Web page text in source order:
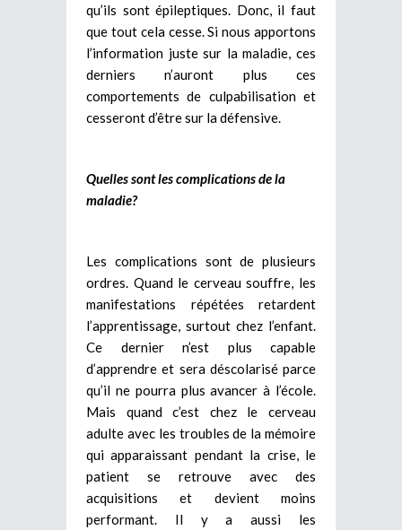
qu’ils sont épileptiques. Donc, il faut
que tout cela cesse. Si nous apportons
l’information juste sur la maladie, ces
derniers n’auront plus ces
comportements de culpabilisation et
cesseront d’être sur la défensive.
Quelles sont les complications de la
maladie?
Les complications sont de plusieurs
ordres. Quand le cerveau souffre, les
manifestations répétées retardent
l’apprentissage, surtout chez l’enfant.
Ce dernier n’est plus capable
d’apprendre et sera déscolarisé parce
qu’il ne pourra plus avancer à l’école.
Mais quand c’est chez le cerveau
adulte avec les troubles de la mémoire
qui apparaissant pendant la crise, le
patient se retrouve avec des
acquisitions et devient moins
performant. Il y a aussi les